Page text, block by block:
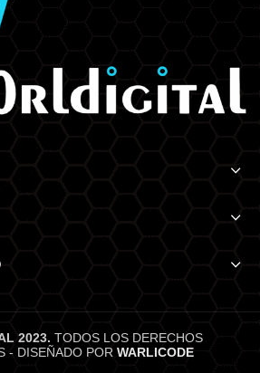
2023. TODOS LOS DERECHOS
- DISEÑADO POR WARLICODE